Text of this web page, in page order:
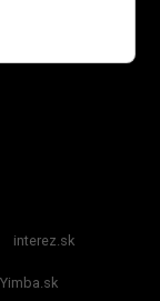
interez.sk
Yimba.sk